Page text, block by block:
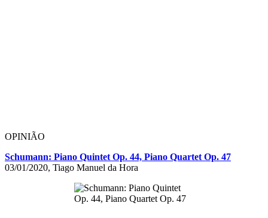
OPINIÃO
Schumann: Piano Quintet Op. 44, Piano Quartet Op. 47
03/01/2020, Tiago Manuel da Hora